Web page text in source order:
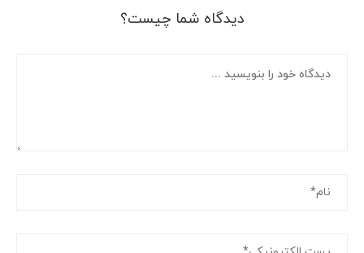
دیدگاه شما چیست؟